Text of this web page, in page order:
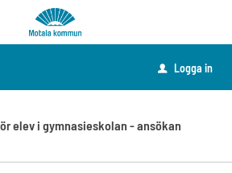
u Logga in
elev i gymnasieskolan - ansökan